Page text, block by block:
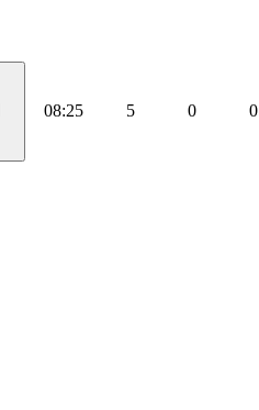
08:25 5 0 0